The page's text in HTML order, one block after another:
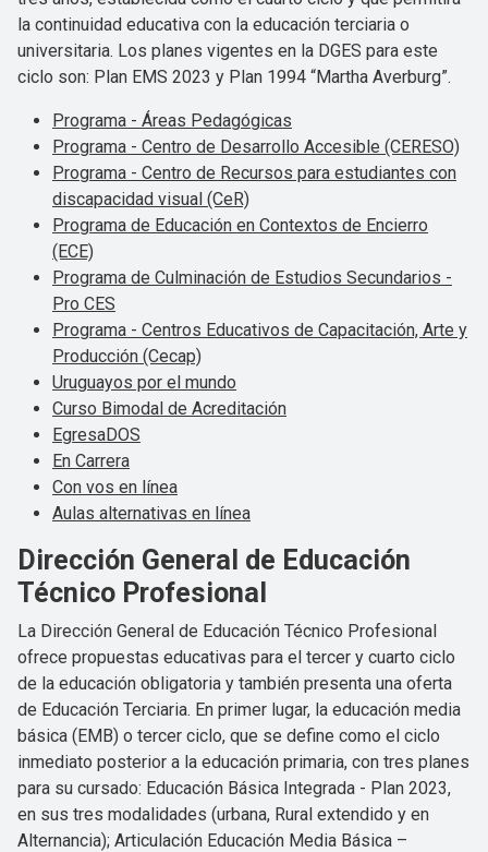
la continuidad educativa con la educación terciaria o
universitaria. Los planes vigentes en la DGES para este
ciclo son: Plan EMS 2023 y Plan 1994 “Martha Averburg”.
Programa - Áreas Pedagógicas
Programa - Centro de Desarrollo Accesible (CERESO)
Programa - Centro de Recursos para estudiantes con
discapacidad visual (CeR)
Programa de Educación en Contextos de Encierro
(ECE)
Programa de Culminación de Estudios Secundarios -
Pro CES
Programa - Centros Educativos de Capacitación, Arte y
Producción (Cecap)
Uruguayos por el mundo
Curso Bimodal de Acreditación
EgresaDOS
En Carrera
Con vos en línea
Aulas alternativas en línea
Dirección General de Educación
Técnico Profesional
La Dirección General de Educación Técnico Profesional
ofrece propuestas educativas para el tercer y cuarto ciclo
de la educación obligatoria y también presenta una oferta
de Educación Terciaria. En primer lugar, la educación media
básica (EMB) o tercer ciclo, que se define como el ciclo
inmediato posterior a la educación primaria, con tres planes
para su cursado: Educación Básica Integrada - Plan 2023,
en sus tres modalidades (urbana, Rural extendido y en
Alternancia); Articulación Educación Media Básica –